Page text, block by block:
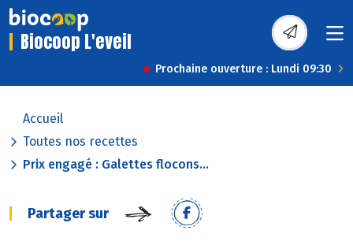
Biocoop L'eveil
Prochaine ouverture : Lundi 09:30
Accueil
Toutes nos recettes
Prix engagé : Galettes flocons...
Partager sur